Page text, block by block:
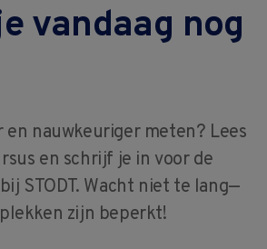
vandaag nog
en nauwkeuriger meten? Lees
en schrijf je in voor de
STODT. Wacht niet te lang—
zijn beperkt!